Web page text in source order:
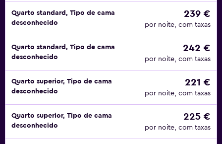
Quarto standard, Tipo de cama
desconhecido
239 €
por noite, com taxas
Quarto standard, Tipo de cama
desconhecido
242 €
por noite, com taxas
Quarto superior, Tipo de cama
desconhecido
221 €
por noite, com taxas
Quarto superior, Tipo de cama
desconhecido
225 €
por noite, com taxas